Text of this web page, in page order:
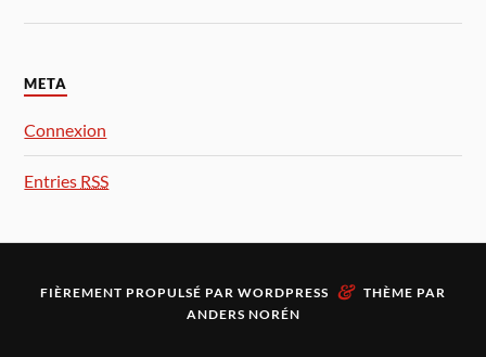
META
Connexion
Entries RSS
FIÈREMENT PROPULSÉ PAR WORDPRESS & THÈME PAR
ANDERS NORÉN